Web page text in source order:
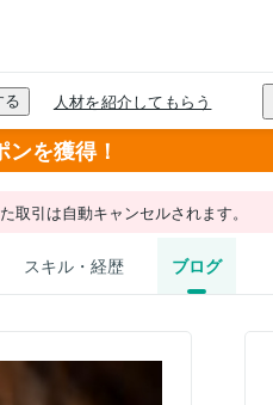
を獲得！
引は自動キャンセルされます。
スキル・経歴 ブログ